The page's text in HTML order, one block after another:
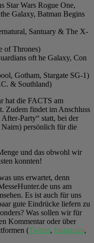
Star Wars Rogue One,
Galaxy, Batman Begins
Santuary & The X-
of Thrones)
oft he Galaxy, Con
Gotham, Stargate SG-1)
& Southland)
hat die FACTS am
Zudem findet im Anschluss
Party“ statt, bei der
persönlich für die
und das obwohl wir
konnten!
uns erwartet, denn
uns am
Es ist auch für uns
gute Eindrücke liefern zu
Was sollen wir für
Kommentar oder über
(Twitter, Instagram,